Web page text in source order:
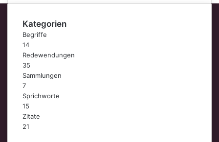
Kategorien
Begriffe
14
Redewendungen
35
Sammlungen
7
Sprichworte
15
Zitate
21